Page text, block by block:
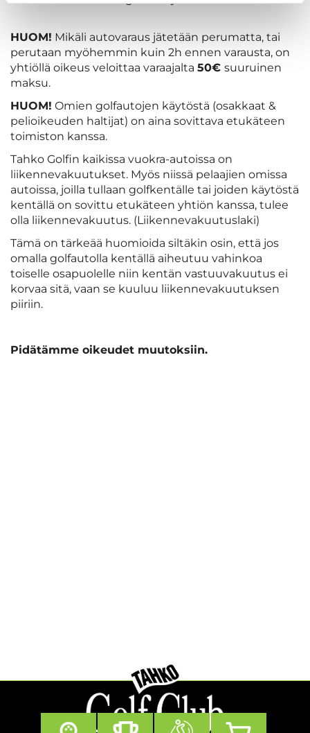
HUOM! Mikäli autovaraus jätetään perumatta, tai
perutaan myöhemmin kuin 2h ennen varausta, on
yhtiöllä oikeus veloittaa varaajalta 50€ suuruinen
maksu.
HUOM! Omien golfautojen käytöstä (osakkaat &
pelioikeuden haltijat) on aina sovittava etukäteen
toimiston kanssa.
Tahko Golfin kaikissa vuokra-autoissa on
liikennevakuutukset. Myös niissä pelaajien omissa
autoissa, joilla tullaan golfkentälle tai joiden käytöstä
kentällä on sovittu etukäteen yhtiön kanssa, tulee
olla liikennevakuutus. (Liikennevakuutuslaki)
Tämä on tärkeää huomioida siltäkin osin, että jos
omalla golfautolla kentällä aiheutuu vahinkoa
toiselle osapuolelle niin kentän vastuuvakuutus ei
korvaa sitä, vaan se kuuluu liikennevakuutuksen
piiriin.
Pidätämme oikeudet muutoksiin.